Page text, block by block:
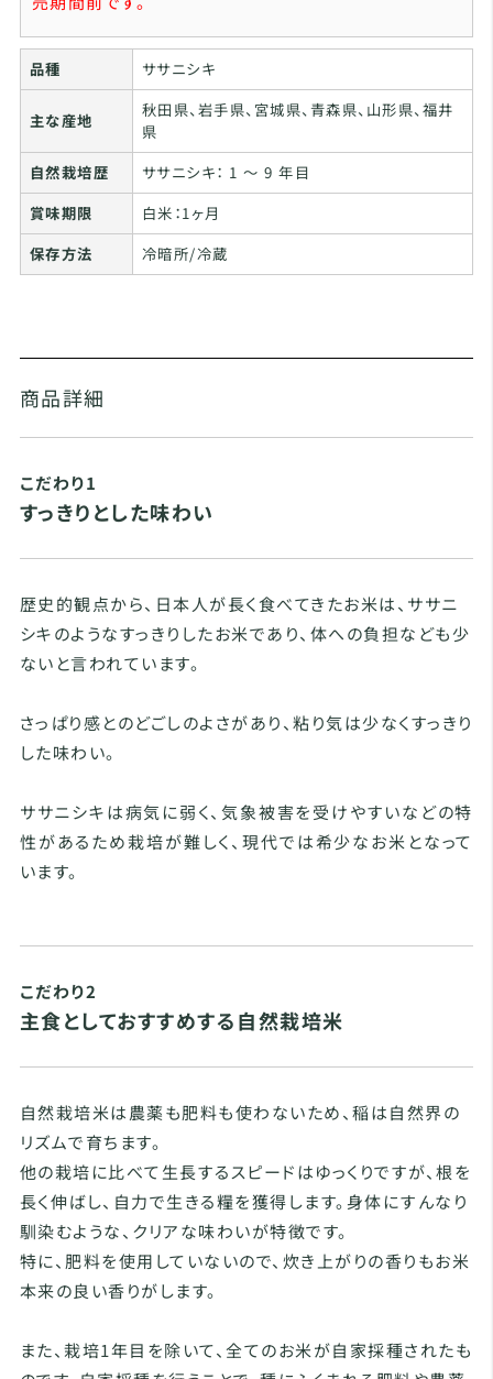
品種 ササニシキ
主な産地
秋田県、岩手県、宮城県、青森県、山形県、福井
県
自然栽培歴
ササニシキ： 1 ～ 9 年目
賞味期限
白米：1ヶ月
保存方法
冷暗所/冷蔵
商品詳細
こだわり1
すっきりとした味わい
歴史的観点から、日本人が長く食べてきたお米は、ササニ
シキのようなすっきりしたお米であり、体への負担なども少
ないと言われています。
さっぱり感とのどごしのよさがあり、粘り気は少なくすっきり
した味わい。
ササニシキは病気に弱く、気象被害を受けやすいなどの特
性があるため栽培が難しく、現代では希少なお米となって
います。
こだわり2
主食としておすすめする自然栽培米
自然栽培米は農薬も肥料も使わないため、稲は自然界の
リズムで育ちます。
他の栽培に比べて生長するスピードはゆっくりですが、根を
長く伸ばし、自力で生きる糧を獲得します。身体にすんなり
馴染むような、クリアな味わいが特徴です。
特に、肥料を使用していないので、炊き上がりの香りもお米
本来の良い香りがします。
また、栽培1年目を除いて、全てのお米が自家採種されたも